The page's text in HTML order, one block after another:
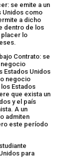
se emite a un
Unidos como
a dicho
dentro de los
placer lo
Contrato: se
negocio
Estados Unidos
negocio
Estados
que exista un
y el país
A un
admiten
este período
para